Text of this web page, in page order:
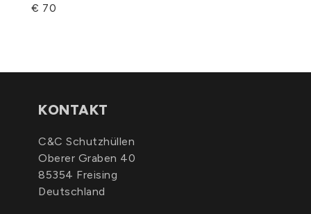
€ 70
KONTAKT
C&C Schutzhüllen
Oberer Graben 40
85354 Freising
Deutschland